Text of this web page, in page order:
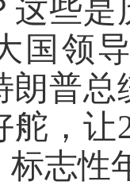
这些
国领
朗普
舵，让
志性